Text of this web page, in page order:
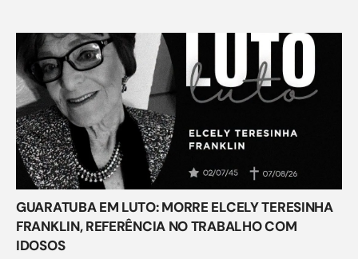
GUARATUBA EM LUTO: MORRE ELCELY TERESINHA
FRANKLIN, REFERÊNCIA NO TRABALHO COM
IDOSOS